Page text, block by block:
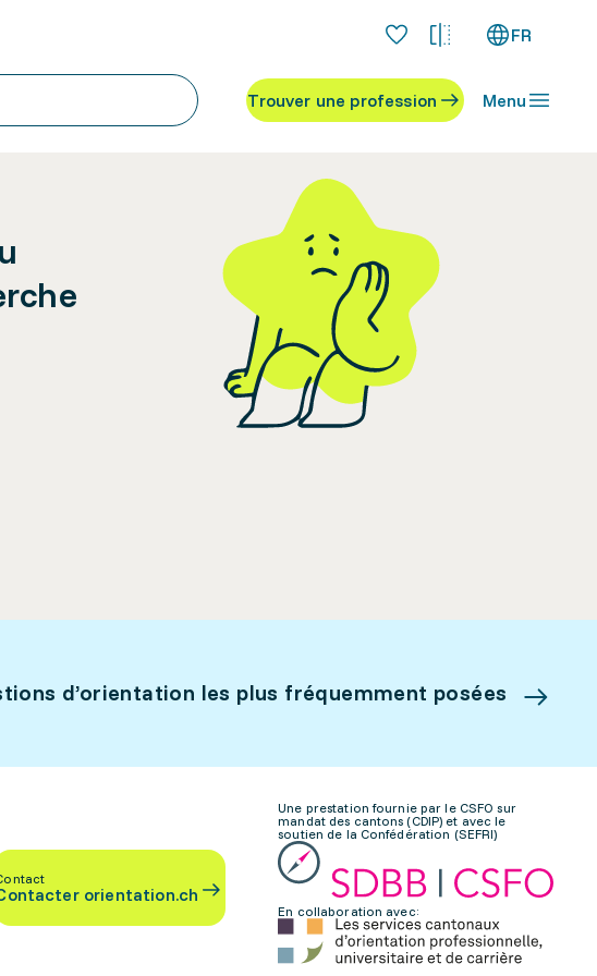
FR
Trouver une profession Menu
d’orientation les plus fréquemment posées
orientation.ch
Une prestation fournie par le CSFO sur
mandat des cantons (CDIP) et avec le
soutien de la Confédération (SEFRI)
En collaboration avec: